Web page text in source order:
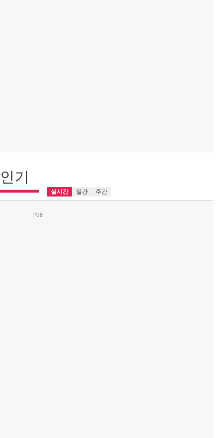
인기
실시간 일간 주간